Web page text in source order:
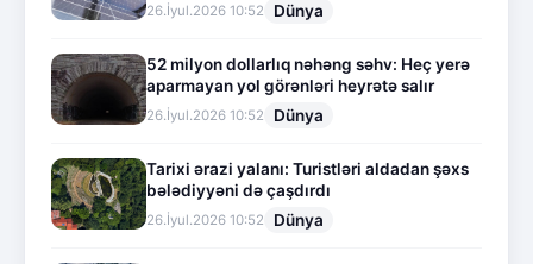
26.İyul.2026 10:52 Dünya
52 milyon dollarlıq nəhəng səhv: Heç yerə
aparmayan yol görənləri heyrətə salır
26.İyul.2026 10:52 Dünya
Tarixi ərazi yalanı: Turistləri aldadan şəxs
bələdiyyəni də çaşdırdı
26.İyul.2026 10:52 Dünya